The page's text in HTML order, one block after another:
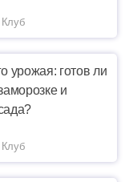
урожая: готов ли
и